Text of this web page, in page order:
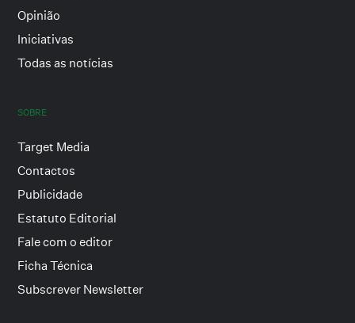
Opinião
Iniciativas
Todas as notícias
SOBRE
Target Media
Contactos
Publicidade
Estatuto Editorial
Fale com o editor
Ficha Técnica
Subscrever Newsletter